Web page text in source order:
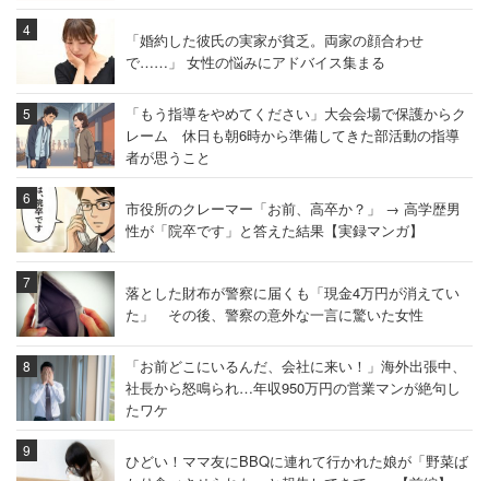
「婚約した彼氏の実家が貧乏。両家の顔合わせ
で……」 女性の悩みにアドバイス集まる
「もう指導をやめてください」大会会場で保護からク
レーム 休日も朝6時から準備してきた部活動の指導
者が思うこと
市役所のクレーマー「お前、高卒か？」 → 高学歴男
性が「院卒です」と答えた結果【実録マンガ】
落とした財布が警察に届くも「現金4万円が消えてい
た」 その後、警察の意外な一言に驚いた女性
「お前どこにいるんだ、会社に来い！」海外出張中、
社長から怒鳴られ…年収950万円の営業マンが絶句し
たワケ
ひどい！ママ友にBBQに連れて行かれた娘が「野菜ば